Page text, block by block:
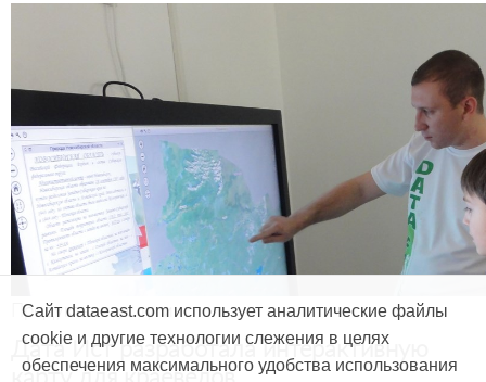
Продукты и услуги
Дата Ист разработала интерактивную
карту для краеведов
Сайт dataeast.com использует аналитические файлы
cookie и другие технологии слежения в целях
обеспечения максимального удобства использования